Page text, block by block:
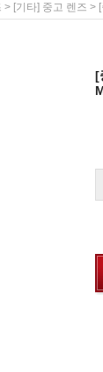
> [기타] 중고 렌즈 >
[